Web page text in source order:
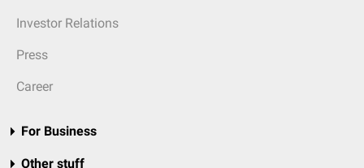
Investor Relations
Press
Career
For Business
Other stuff